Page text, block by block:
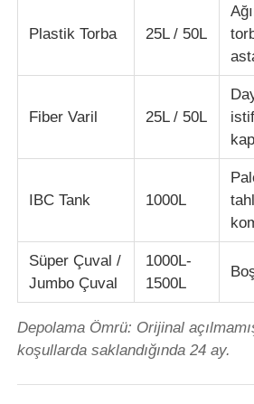
Plastik Torba 25L / 50L
Fiber Varil 25L / 50L
IBC Tank 1000L
Süper Çuval /
Jumbo Çuval
1000L-
1500L
Depolama Ömrü: Orijinal
koşullarda saklandığında 24 ay.